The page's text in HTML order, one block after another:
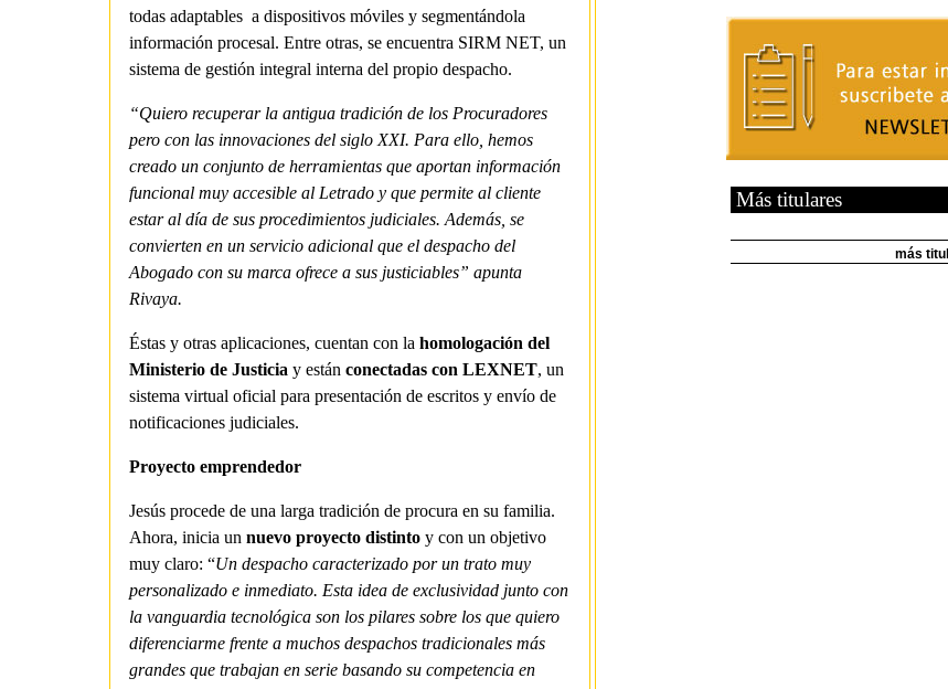
todas adaptables a dispositivos móviles y segmentándola
información procesal. Entre otras, se encuentra SIRM NET, un
sistema de gestión integral interna del propio despacho.
“Quiero recuperar la antigua tradición de los Procuradores
pero con las innovaciones del siglo XXI. Para ello, hemos
creado un conjunto de herramientas que aportan información
funcional muy accesible al Letrado y que permite al cliente
estar al día de sus procedimientos judiciales. Además, se
convierten en un servicio adicional que el despacho del
Abogado con su marca ofrece a sus justiciables” apunta
Rivaya.
Éstas y otras aplicaciones, cuentan con la homologación del
Ministerio de Justicia y están conectadas con LEXNET, un
sistema virtual oficial para presentación de escritos y envío de
notificaciones judiciales.
Proyecto emprendedor
Jesús procede de una larga tradición de procura en su familia.
Ahora, inicia un nuevo proyecto distintoy con un objetivo
muy claro: “Un despacho caracterizado por un trato muy
personalizado e inmediato. Esta idea de exclusividad junto con
la vanguardia tecnológica son los pilares sobre los que quiero
diferenciarme frente a muchos despachos tradicionales más
grandes que trabajan en serie basando su competencia en